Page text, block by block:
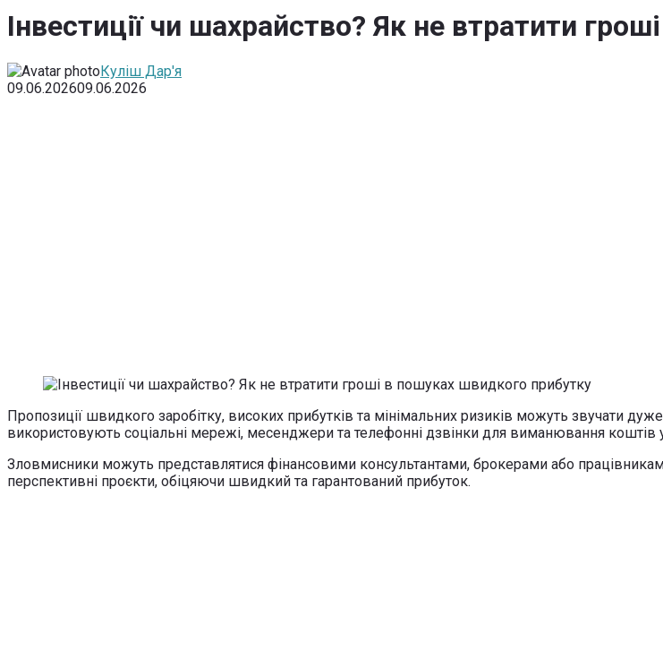
Інвестиції чи шахрайство? Як не втратити
Куліш Дар'я
09.06.202609.06.2026
Пропозиції швидкого заробітку, високих прибутків та мінімальних ризиків можуть звучати
використовують соціальні мережі, месенджери та телефонні дзвінки для виманювання коштів
Зловмисники можуть представлятися фінансовими консультантами, брокерами або
перспективні проєкти, обіцяючи швидкий та гарантований прибуток.